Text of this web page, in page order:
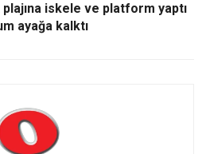
plajına iskele ve platform yaptı
ayağa kalktı